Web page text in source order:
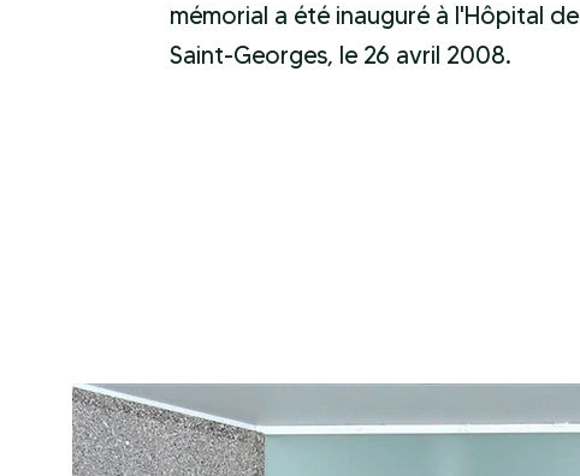
mémorial a été inauguré à l'Hôpital de
Saint-Georges, le 26 avril 2008.